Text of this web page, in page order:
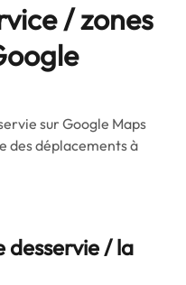
/ zones
sur Google Maps
des déplacements à
desservie / la